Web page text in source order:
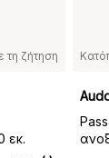
ζήτηση
εκ.